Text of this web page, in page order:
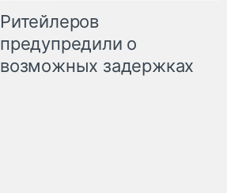
Ритейлеров
предупредили о
возможных задержках